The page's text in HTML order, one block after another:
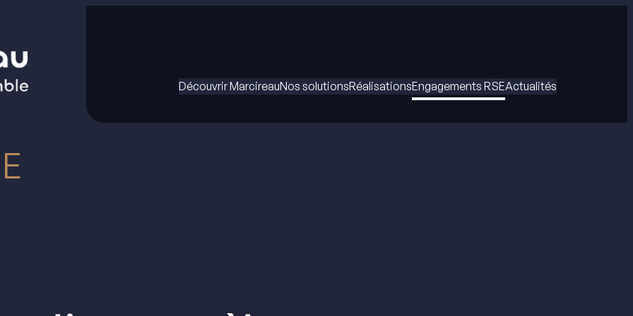
Découvrir MarcireauNos solutionsRéalisationsEngagements RSEActualités